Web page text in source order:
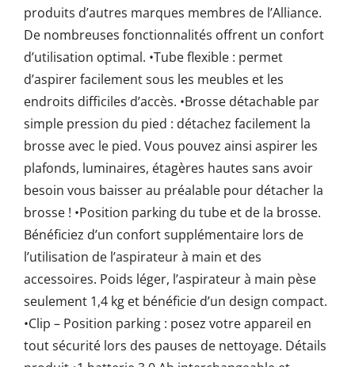
produits d’autres marques membres de l’Alliance.
De nombreuses fonctionnalités offrent un confort
d’utilisation optimal. •Tube flexible : permet
d’aspirer facilement sous les meubles et les
endroits difficiles d’accès. •Brosse détachable par
simple pression du pied : détachez facilement la
brosse avec le pied. Vous pouvez ainsi aspirer les
plafonds, luminaires, étagères hautes sans avoir
besoin vous baisser au préalable pour détacher la
brosse ! •Position parking du tube et de la brosse.
Bénéficiez d’un confort supplémentaire lors de
l’utilisation de l’aspirateur à main et des
accessoires. Poids léger, l’aspirateur à main pèse
seulement 1,4 kg et bénéficie d’un design compact.
•Clip – Position parking : posez votre appareil en
tout sécurité lors des pauses de nettoyage. Détails